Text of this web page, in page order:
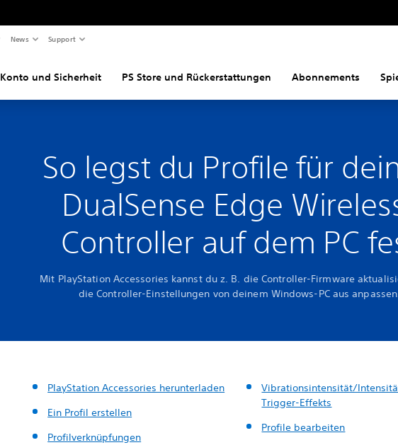
News Support
Konto und Sicherheit PS Store und Rückerstattungen Abonnements
So legst du Profile für
DualSense Edge
Controller auf dem PC
Mit PlayStation Accessories kannst du z. B. die Controller-Firmware
die Controller-Einstellungen von deinem Windows-PC aus
PlayStation Accessories herunterladen
Ein Profil erstellen
Profilverknüpfungen
Vibrationsintensität/
Trigger-Effekts
Profile bearbeiten